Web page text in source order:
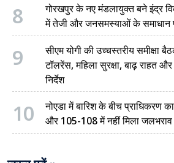
8
गोरखपुर के नए मंडलायुक्त बने इंद्र
में तेजी और जनसमस्याओं के समाधान
9
सीएम योगी की उच्चस्तरीय समीक्षा
टॉलरेंस, महिला सुरक्षा, बाढ़ राहत
निर्देश
10
नोएडा में बारिश के बीच प्राधिकरण
और 105-108 में नहीं मिला जलभराव